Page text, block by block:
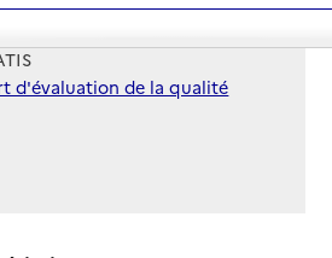
d'évaluation de la qualité